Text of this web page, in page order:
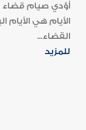
أؤدي صيام قضاء
الأيام هي
القضاء...
للمزيد